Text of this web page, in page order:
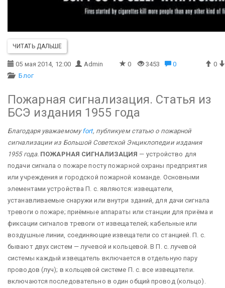
ЧИТАТЬ ДАЛЬШЕ
05 мая 2014, 12:00 Admin 0 3453 0
0
Блог
Пожарная сигнализация. Статья из
БСЭ издания 1955 года
Благодаря уважаемомуfort, публикуем статью о пожарной
сигнализации из Большой Советской Энциклопедии издания
1955 года. ПОЖАРНАЯ СИГНАЛИЗАЦИЯ — устройство для
подачи сигнала о пожаре посту пожарной охраны предприятия
или учреждения и городской пожарной команде. Основными
элементами устройства П. с. являются: извещатели,
устанавливаемые снаружи или внутри зданий, для дачи сигнала
тревоги о пожаре; приёмные аппараты или станции для приёма и
фиксации сигналов тревоги от извещателей; кабельные или
воздушные линии, соединяющие извещатели со станцией. П. с.
бывают двух систем — лучевой и кольцевой. В П. с. лучевой
системы каждый извещатель включается в отдельную пару
проводов (луч); в кольцевой системе П. с. все извещатели.
включаются последовательно в один общий провод (кольцо).